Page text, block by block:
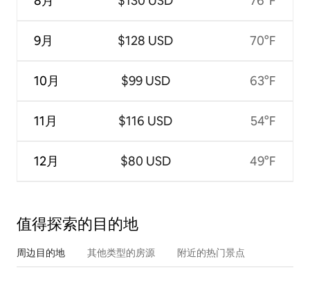
9月
10月
11月
12月
$128 USD
$99 USD
$116 USD
$80 USD
70°F
63°F
54°F
49°F
值得探索的目的地
周边目的地 其他类型的房源 附近的热门景点